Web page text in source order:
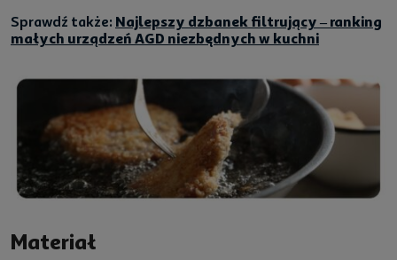
Sprawdź także: Najlepszy dzbanek filtrujący – ranking
małych urządzeń AGD niezbędnych w kuchni
Materiał